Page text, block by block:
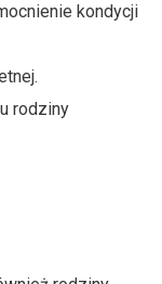
kondycji
rodziny